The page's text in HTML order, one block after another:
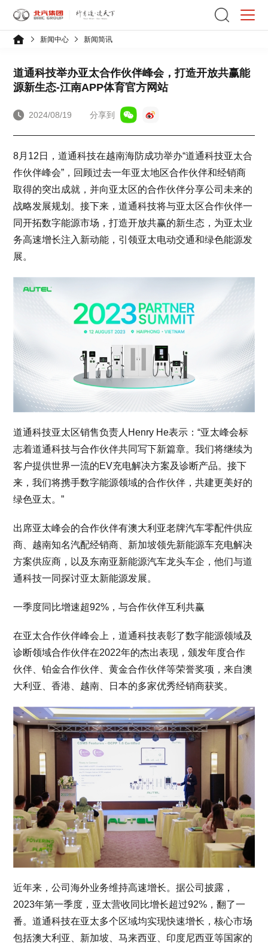
新闻中心 新闻简讯
道通科技举办亚太合作伙伴峰会，打造开放共赢能
源新生态-江南APP体育官方网站
2024/08/19 分享到
8月12日，道通科技在越南海防成功举办“道通科技亚太合
作伙伴峰会”，回顾过去一年亚太地区合作伙伴和经销商
取得的突出成就，并向亚太区的合作伙伴分享公司未来的
战略发展规划。接下来，道通科技将与亚太区合作伙伴一
同开拓数字能源市场，打造开放共赢的新生态，为亚太业
务高速增长注入新动能，引领亚太电动交通和绿色能源发
展。
道通科技亚太区销售负责人Henry He表示：“亚太峰会标
志着道通科技与合作伙伴共同写下新篇章。我们将继续为
客户提供世界一流的EV充电解决方案及诊断产品。接下
来，我们将携手数字能源领域的合作伙伴，共建更美好的
绿色亚太。”
出席亚太峰会的合作伙伴有澳大利亚老牌汽车零配件供应
商、越南知名汽配经销商、新加坡领先新能源车充电解决
方案供应商，以及东南亚新能源汽车龙头车企，他们与道
通科技一同探讨亚太新能源发展。
一季度同比增速超92%，与合作伙伴互利共赢
在亚太合作伙伴峰会上，道通科技表彰了数字能源领域及
诊断领域合作伙伴在2022年的杰出表现，颁发年度合作
伙伴、铂金合作伙伴、黄金合作伙伴等荣誉奖项，来自澳
大利亚、香港、越南、日本的多家优秀经销商获奖。
近年来，公司海外业务维持高速增长。据公司披露，
2023年第一季度，亚太营收同比增长超过92%，翻了一
番。道通科技在亚太多个区域均实现快速增长，核心市场
包括澳大利亚、新加坡、马来西亚、印度尼西亚等国家的